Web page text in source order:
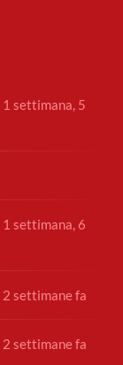
1 settimana, 5
1 settimana, 6
2 settimane fa
2 settimane fa